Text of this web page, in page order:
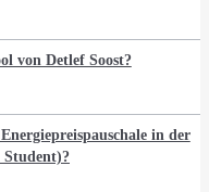
von Detlef Soost?
in der